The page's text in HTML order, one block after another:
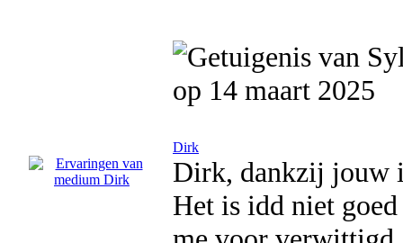
op 14 maart 2025
Dirk
Dirk, dankzij jouw
Het is idd niet